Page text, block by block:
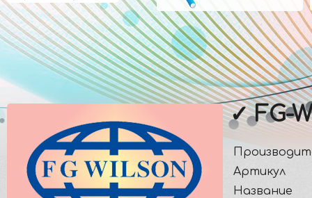
✓ FG-
Артикул
Название